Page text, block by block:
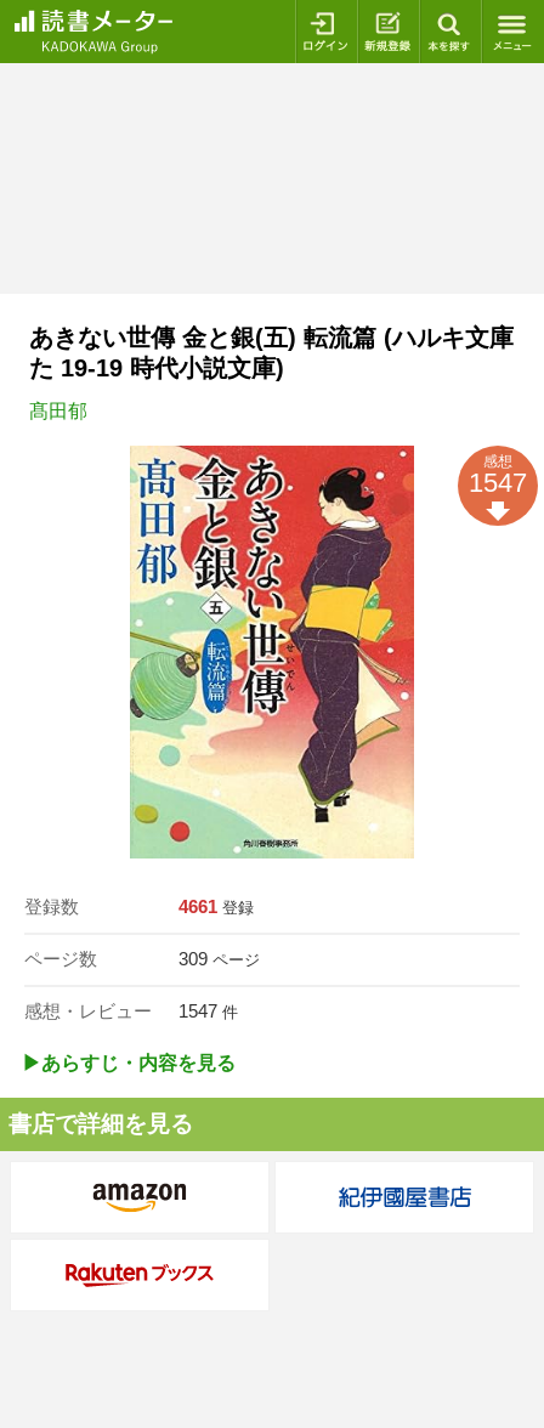
ログイン 新規登録
あきない世傳 金と銀(五) 転流篇 (ハルキ文庫
た 19-19 時代小説文庫)
髙田郁
登録数 4661 登録
ページ数 309 ページ
感想・レビュー 1547 件
感想
1547
▶︎あらすじ・内容を見る
書店で詳細を見る